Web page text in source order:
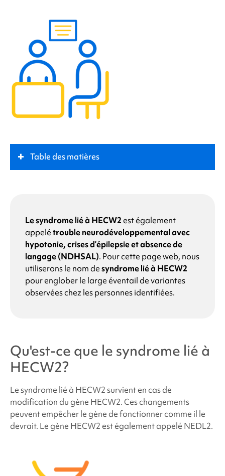
Table des matières
Rôle clé
Symptômes
Quelles sont les causes dusyndrome lié à HECW2
Quelles sont les chances que d'autres membres de
la famille ou de futurs enfants soient atteints du
syndrome lié à HECW2
Combien de personnes sont atteintes dusyndrome
lié à HECW2?
Le syndrome lié à HECW2est également
appelétrouble neurodéveloppemental avec
hypotonie, crises d’épilepsie et absence de
langage (NDHSAL). Pour cette page web, nous
utiliserons le nom desyndrome lié à HECW2
pour englober le large éventail de variantes
observées chez les personnes identifiées.
Qu'est-ce que le syndrome lié à
HECW2?
Lesyndrome lié à HECW2survient en cas de
modification du gène HECW2. Ces changements
peuvent empêcher le gène de fonctionner comme il le
devrait. Le gène HECW2 est également appelé NEDL2.